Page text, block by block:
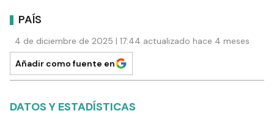
PAÍS
4 de diciembre de 2025 | 17:44 actualizado hace 4 meses
Añadir como fuente en
DATOS Y ESTADÍSTICAS